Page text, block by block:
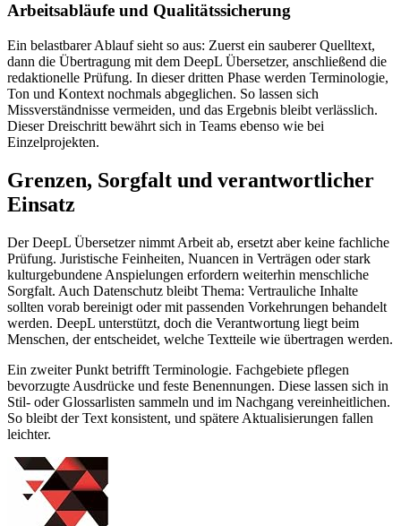
Arbeitsabläufe und Qualitätssicherung
Ein belastbarer Ablauf sieht so aus: Zuerst ein sauberer Quelltext,
dann die Übertragung mit dem DeepL Übersetzer, anschließend die
redaktionelle Prüfung. In dieser dritten Phase werden Terminologie,
Ton und Kontext nochmals abgeglichen. So lassen sich
Missverständnisse vermeiden, und das Ergebnis bleibt verlässlich.
Dieser Dreischritt bewährt sich in Teams ebenso wie bei
Einzelprojekten.
Grenzen, Sorgfalt und verantwortlicher
Einsatz
Der DeepL Übersetzer nimmt Arbeit ab, ersetzt aber keine fachliche
Prüfung. Juristische Feinheiten, Nuancen in Verträgen oder stark
kulturgebundene Anspielungen erfordern weiterhin menschliche
Sorgfalt. Auch Datenschutz bleibt Thema: Vertrauliche Inhalte
sollten vorab bereinigt oder mit passenden Vorkehrungen behandelt
werden. DeepL unterstützt, doch die Verantwortung liegt beim
Menschen, der entscheidet, welche Textteile wie übertragen werden.
Ein zweiter Punkt betrifft Terminologie. Fachgebiete pflegen
bevorzugte Ausdrücke und feste Benennungen. Diese lassen sich in
Stil- oder Glossarlisten sammeln und im Nachgang vereinheitlichen.
So bleibt der Text konsistent, und spätere Aktualisierungen fallen
leichter.